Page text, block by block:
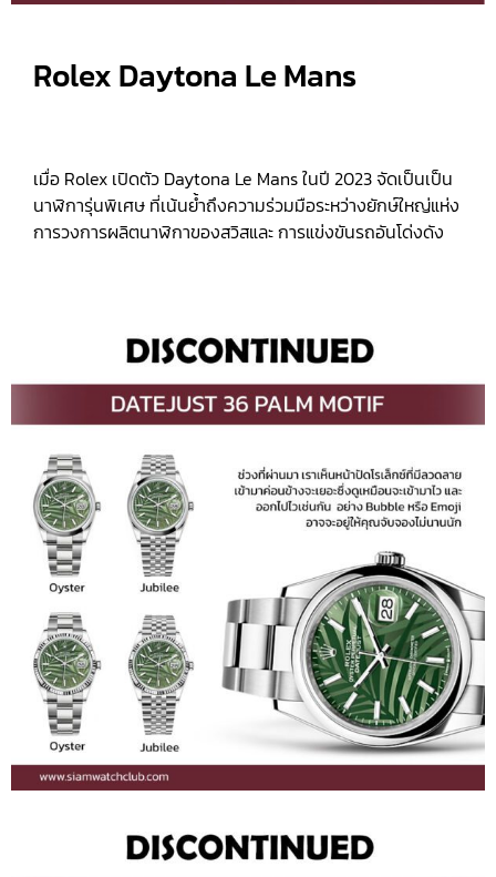
Rolex Daytona Le Mans
เมื่อ Rolex เปิดตัว Daytona Le Mans ในปี 2023 จัดเป็นเป็น
นาฬิการุ่นพิเศษ ที่เน้นย้ำถึงความร่วมมือระหว่างยักษ์ใหญ่แห่ง
การวงการผลิตนาฬิกาของสวิสและ การแข่งขันรถอันโด่งดัง